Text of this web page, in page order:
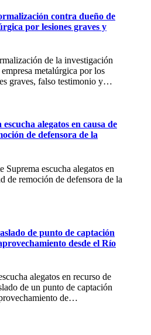
contra dueño de
por lesiones graves y
de la investigación
metalúrgica por los
graves, falso testimonio y…
alegatos en causa de
de defensora de la
Suprema escucha alegatos en
de remoción de defensora de la
de punto de captación
desde el Río
alegatos en recurso de
de un punto de captación
de…